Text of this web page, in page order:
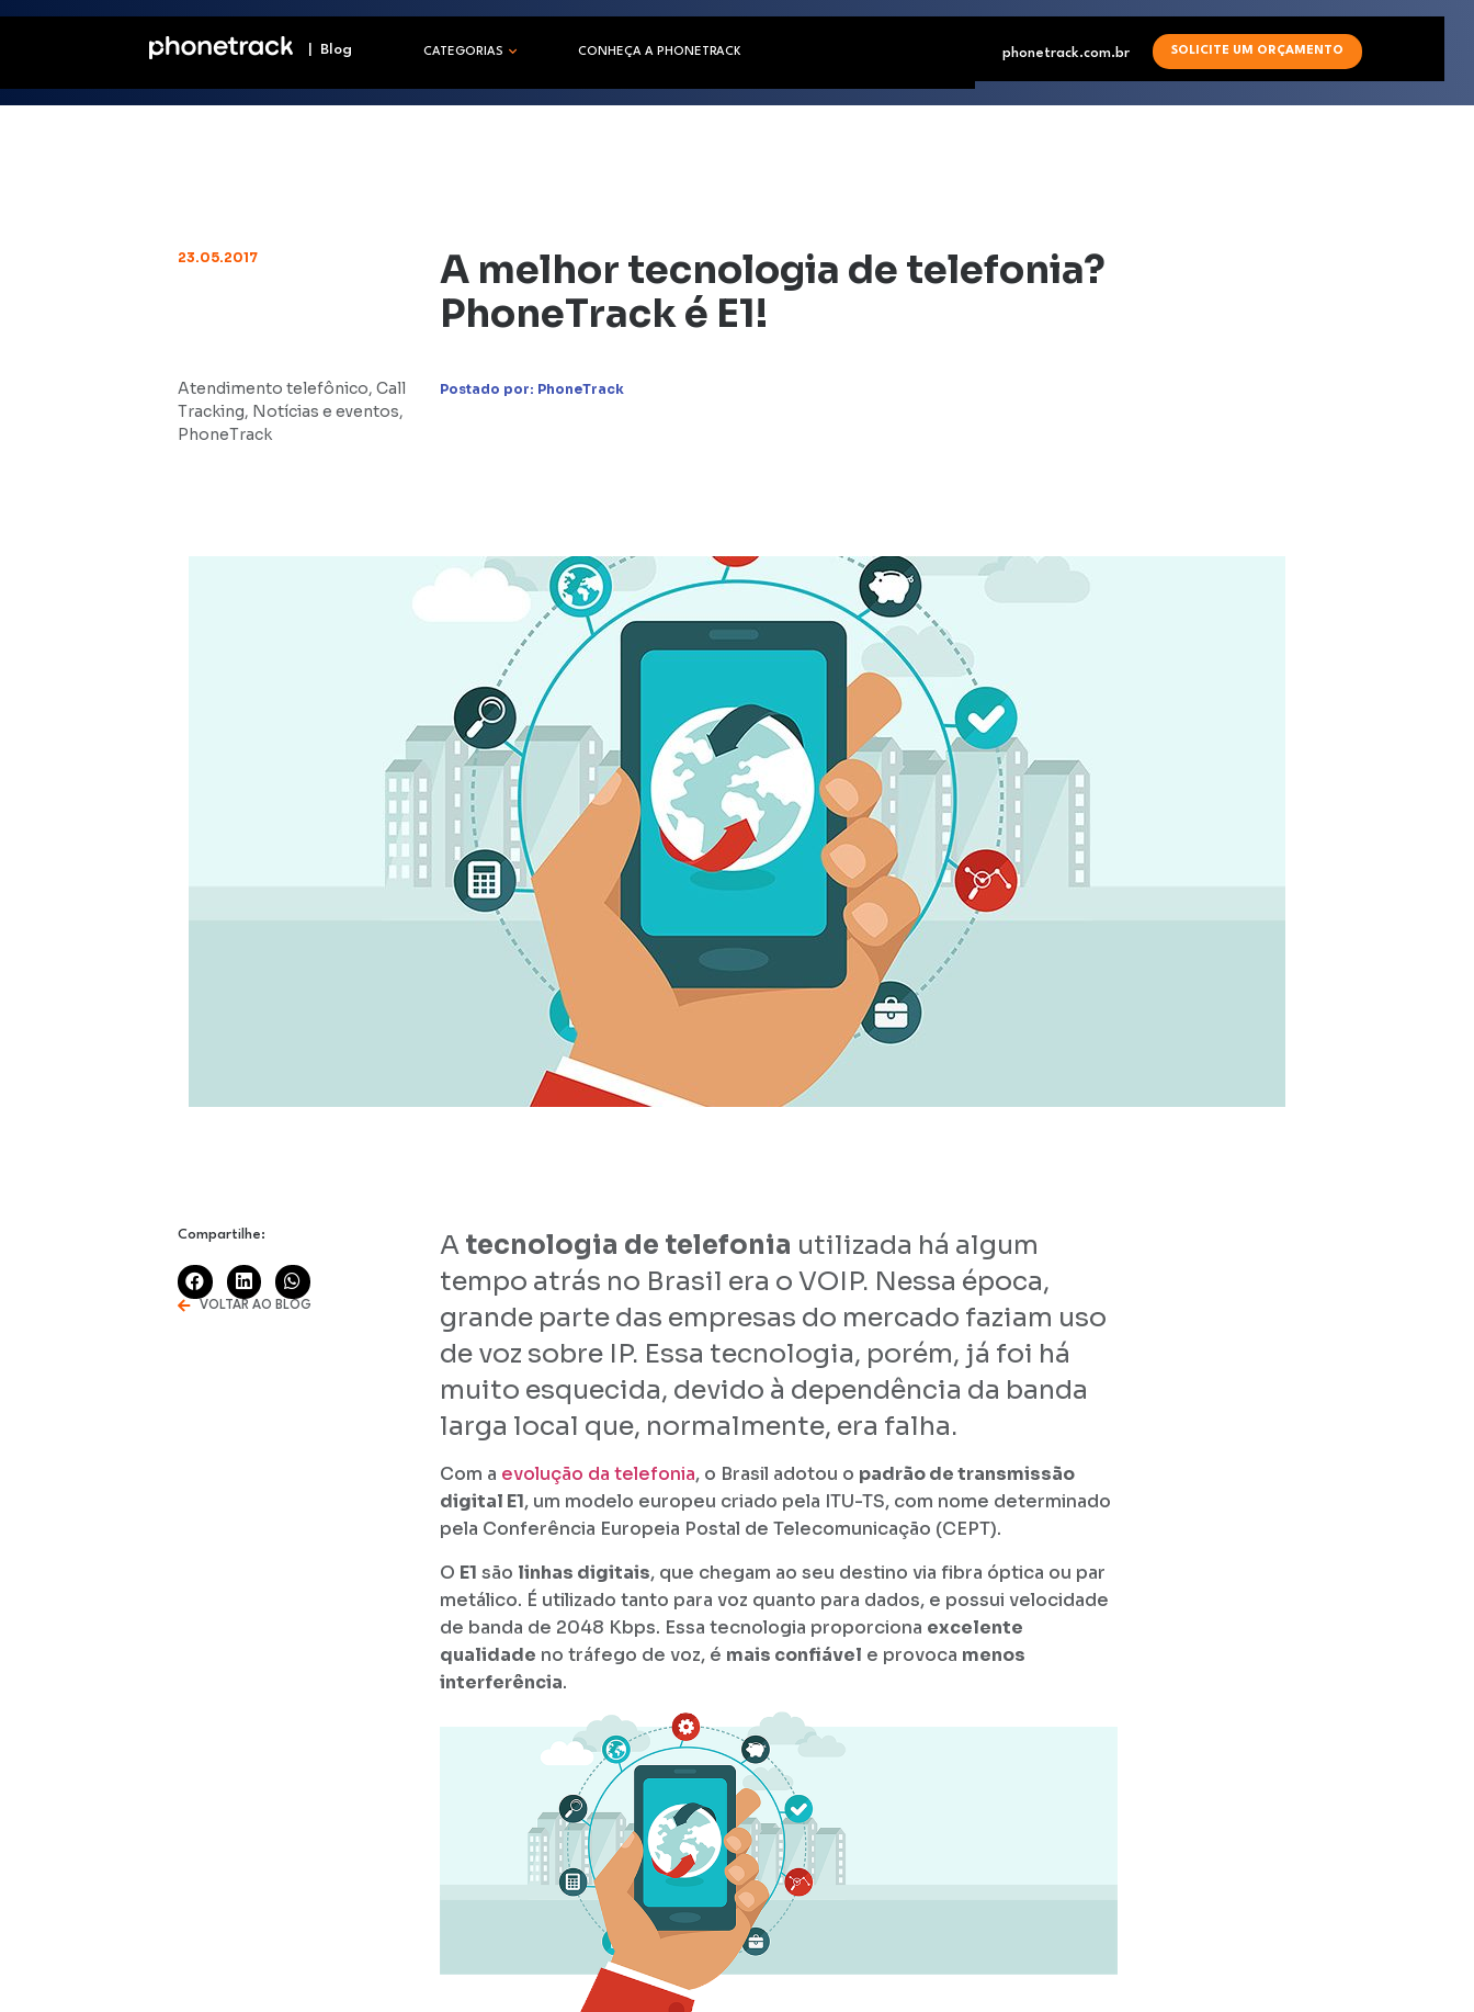
| Blog CATEGORIAS CONHEÇA A PHONETRACK phonetrack.com.br SOLICITE UM ORÇAMENTO
23.05.2017
Atendimento telefônico, Call
Tracking, Notícias e eventos,
PhoneTrack
A melhor tecnologia de telefonia?
PhoneTrack é E1!
Postado por: PhoneTrack
Compartilhe:
VOLTAR AO BLOG
A tecnologia de telefonia utilizada há algum
tempo atrás no Brasil era o VOIP. Nessa época,
grande parte das empresas do mercado faziam uso
de voz sobre IP. Essa tecnologia, porém, já foi há
muito esquecida, devido à dependência da banda
larga local que, normalmente, era falha.
Com a evolução da telefonia, o Brasil adotou o padrão de transmissão
digital E1, um modelo europeu criado pela ITU-TS, com nome determinado
pela Conferência Europeia Postal de Telecomunicação (CEPT).
O E1 são linhas digitais, que chegam ao seu destino via fibra óptica ou par
metálico. É utilizado tanto para voz quanto para dados, e possui velocidade
de banda de 2048 Kbps. Essa tecnologia proporciona excelente
qualidade no tráfego de voz, é mais confiável e provoca menos
interferência.